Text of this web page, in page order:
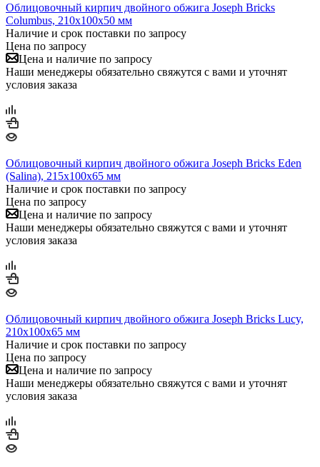
Облицовочный кирпич двойного обжига Joseph Bricks
Columbus, 210х100х50 мм
Наличие и срок поставки по запросу
Цена по запросу
Цена и наличие по запросу
Наши менеджеры обязательно свяжутся с вами и уточнят
условия заказа
Облицовочный кирпич двойного обжига Joseph Bricks Eden
(Salina), 215х100х65 мм
Наличие и срок поставки по запросу
Цена по запросу
Цена и наличие по запросу
Наши менеджеры обязательно свяжутся с вами и уточнят
условия заказа
Облицовочный кирпич двойного обжига Joseph Bricks Lucy,
210х100х65 мм
Наличие и срок поставки по запросу
Цена по запросу
Цена и наличие по запросу
Наши менеджеры обязательно свяжутся с вами и уточнят
условия заказа